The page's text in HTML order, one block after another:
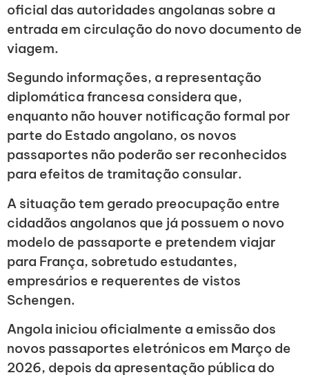
oficial das autoridades angolanas sobre a
entrada em circulação do novo documento de
viagem.
Segundo informações, a representação
diplomática francesa considera que,
enquanto não houver notificação formal por
parte do Estado angolano, os novos
passaportes não poderão ser reconhecidos
para efeitos de tramitação consular.
A situação tem gerado preocupação entre
cidadãos angolanos que já possuem o novo
modelo de passaporte e pretendem viajar
para França, sobretudo estudantes,
empresários e requerentes de vistos
Schengen.
Angola iniciou oficialmente a emissão dos
novos passaportes eletrónicos em Março de
2026, depois da apresentação pública do